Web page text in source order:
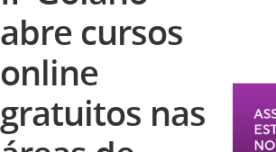
abre cursos
online
gratuitos nas